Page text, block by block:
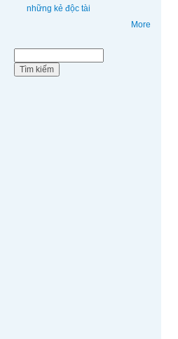
những kẻ độc tài
More